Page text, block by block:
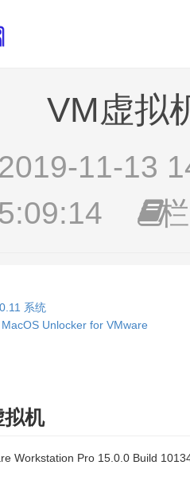
VM虚拟
11-13
系统
Unlocker for VMware
拟机
Workstation Pro 15.0.0 Build